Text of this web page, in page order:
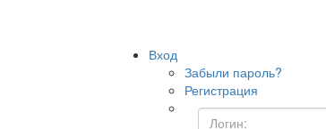
Вход
Забыли пароль?
Регистрация